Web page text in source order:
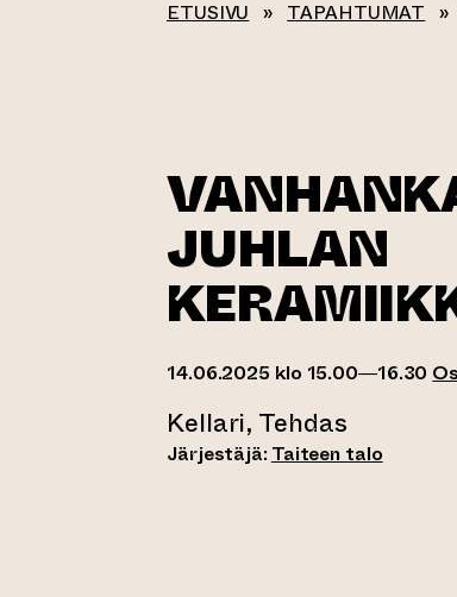
ETUSIVU » TAPAHTUMAT »
JUHLAN
14.06.2025 klo 15.00—16.30
Kellari, Tehdas
Järjestäjä: Taiteen talo